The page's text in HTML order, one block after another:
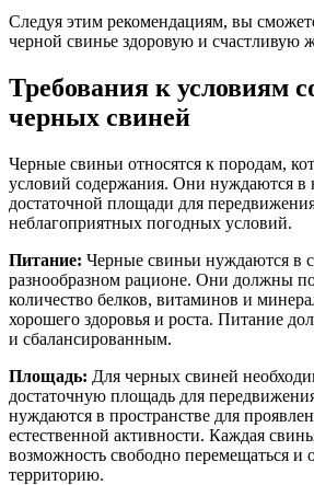
Следуя этим рекомендациям, вы
черной свинье здоровую и счастливую
Требования к условиям
черных свиней
Черные свиньи относятся к породам,
условий содержания. Они нуждаются
достаточной площади для
неблагоприятных погодных условий.
Питание: Черные свиньи нуждаются в
разнообразном рационе. Они должны
количество белков, витаминов и
хорошего здоровья и роста. Питание
и сбалансированным.
Площадь: Для черных свиней
достаточную площадь для
нуждаются в пространстве для
естественной активности. Каждая
возможность свободно перемещаться и
территорию.